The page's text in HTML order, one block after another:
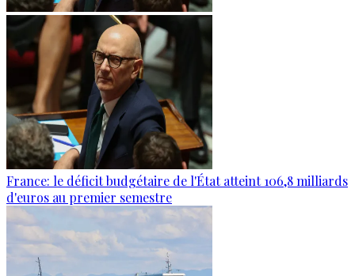
France: le déficit budgétaire de l'État atteint 106,8 milliards
d'euros au premier semestre